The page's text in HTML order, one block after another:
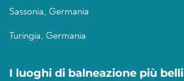
Sassonia, Germania
Turingia, Germania
I luoghi di balneazione più belli